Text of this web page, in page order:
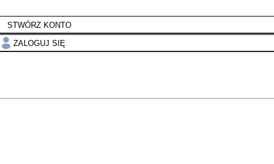
STWÓRZ KONTO
ZALOGUJ SIĘ